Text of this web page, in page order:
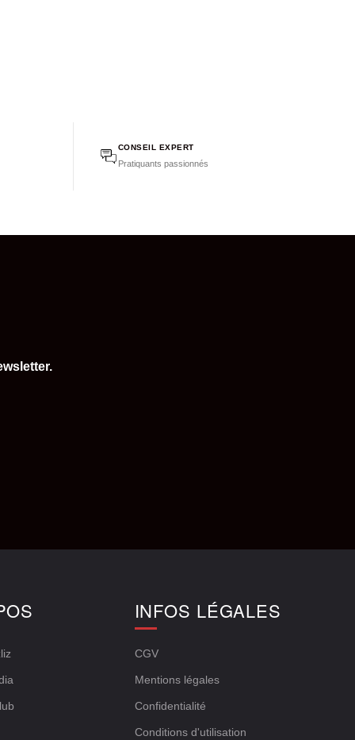
CONSEIL EXPERT
Pratiquants passionnés
INFOS LÉGALES
CGV
Mentions légales
Confidentialité
Conditions d'utilisation